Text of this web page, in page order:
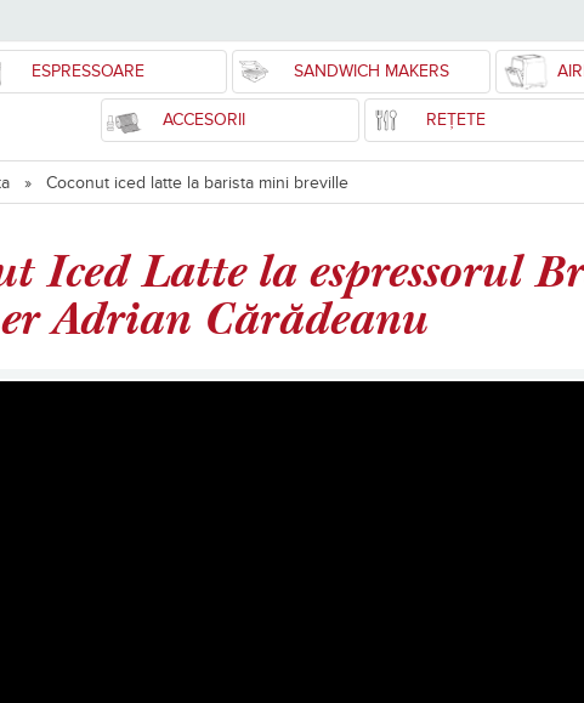
ESPRESSOARE SANDWICH MAKERS
ACCESORII REȚETE
» Coconut iced latte la barista mini breville
Iced Latte la espressorul
Adrian Cărădeanu